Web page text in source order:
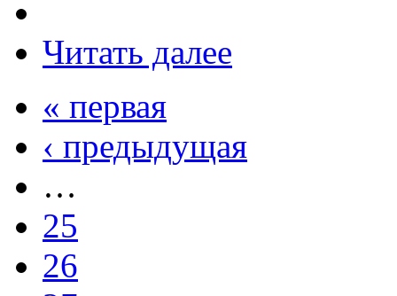
Читать далее
« первая
‹ предыдущая
…
25
26